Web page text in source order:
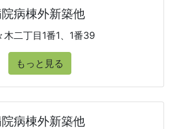
病棟外新築他
二丁目1番1、1番39
もっと見る
病棟外新築他